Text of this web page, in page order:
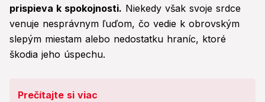
prispieva k spokojnosti. Niekedy však svoje srdce
venuje nesprávnym ľuďom, čo vedie k obrovským
slepým miestam alebo nedostatku hraníc, ktoré
škodia jeho úspechu.
Prečítajte si viac